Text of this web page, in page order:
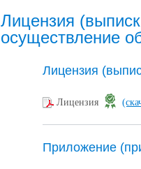
Лицензия
осуществление
Лицензия
Лицензия
Приложение